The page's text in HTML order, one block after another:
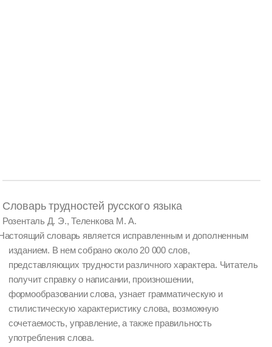
Словарь трудностей русского языка
Розенталь Д. Э., Теленкова М. А.
словарь является исправленным и дополненным
изданием. В нем собрано около 20 000 слов,
представляющих трудности различного характера. Читатель
получит справку о написании, произношении,
формообразовании слова, узнает грамматическую и
стилистическую характеристику слова, возможную
сочетаемость, управление, а также правильность
употребления слова.